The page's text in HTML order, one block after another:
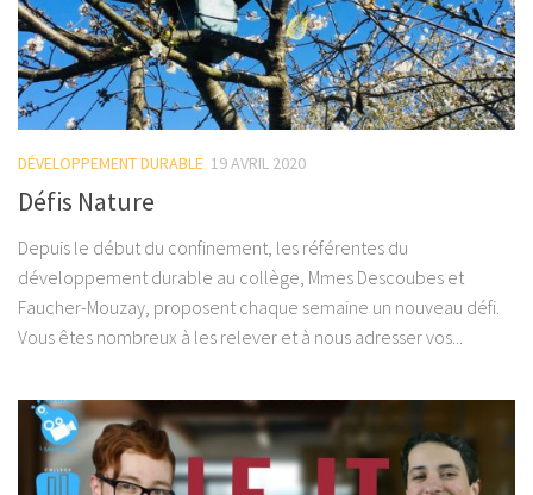
DÉVELOPPEMENT DURABLE 19 AVRIL 2020
Défis Nature
Depuis le début du confinement, les référentes du
développement durable au collège, Mmes Descoubes et
Faucher-Mouzay, proposent chaque semaine un nouveau défi.
Vous êtes nombreux à les relever et à nous adresser vos...